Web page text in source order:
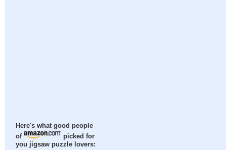
Here's what good people
of
picked for
you jigsaw puzzle lovers: